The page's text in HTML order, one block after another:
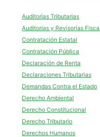
Auditorías Tributarias
Auditorias y Revisorías
Contratación Estatal
Contratación Pública
Declaración de Renta
Declaraciones Tributarias
Demandas Contra el Estado
Derecho Ambiental
Derecho Constitucional
Derecho Tributario
Derechos Humanos